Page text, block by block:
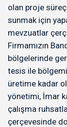
olan proje
sunmak için
mevzuatlar
Firmamızın
bölgelerinde
tesis ile
üretime kadar
yönetimi, İmar
çalışma
çerçevesinde